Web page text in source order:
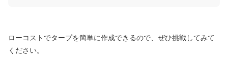
ローコストでタープを簡単に作成できるので、ぜひ挑戦してみて
ください。